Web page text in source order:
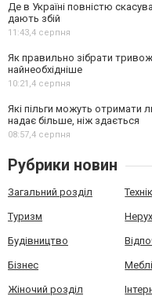
Де в Україні повністю
дають збій
11:43,4 серпня
Як правильно зібрати
найнеобхідніше
10:21,4 серпня
Які пільги можуть отримати
надає більше, ніж здається
08:57,4 серпня
Рубрики новин
Загальний розділ
Туризм
Будівництво
Бізнес Меблі
Жіночий розділ